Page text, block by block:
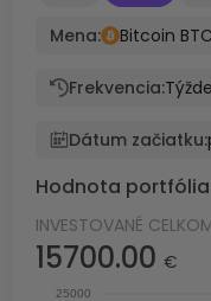
Mena:
Bitcoin BTC
Frekvencia:
Dátum začiatku:
Hodnota
INVESTOVANÉ
15700.00 €
25000